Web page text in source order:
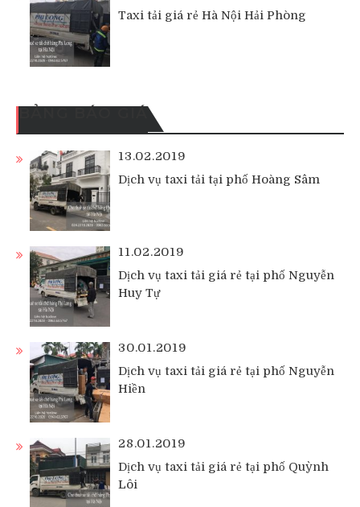
Taxi tải giá rẻ Hà Nội Hải Phòng
BẢNG BÁO GIÁ
13.02.2019
Dịch vụ taxi tải tại phố Hoàng Sâm
11.02.2019
Dịch vụ taxi tải giá rẻ tại phố Nguyễn
Huy Tự
30.01.2019
Dịch vụ taxi tải giá rẻ tại phố Nguyễn
Hiền
28.01.2019
Dịch vụ taxi tải giá rẻ tại phố Quỳnh
Lôi